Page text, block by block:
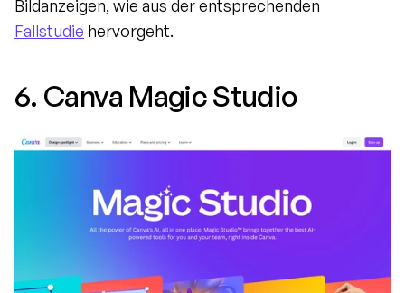
Fallstudie hervorgeht.
6. Canva Magic Studio